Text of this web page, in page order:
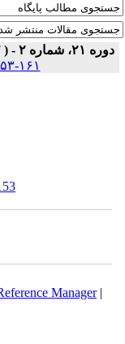
دوره ۲۱، شماره ۲ - ( ۲-۱۴۰۲ )
۱۶۱-۱۵۳
Reference Manager